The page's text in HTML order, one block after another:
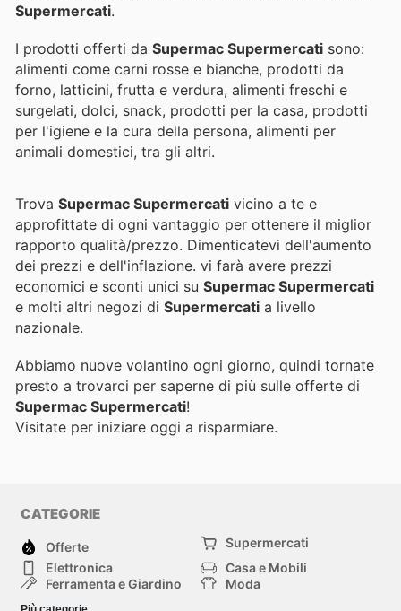
Supermercati.
I prodotti offerti da Supermac Supermercati sono:
alimenti come carni rosse e bianche, prodotti da
forno, latticini, frutta e verdura, alimenti freschi e
surgelati, dolci, snack, prodotti per la casa, prodotti
per l'igiene e la cura della persona, alimenti per
animali domestici, tra gli altri.
Trova Supermac Supermercati vicino a te e
approfittate di ogni vantaggio per ottenere il miglior
rapporto qualità/prezzo. Dimenticatevi dell'aumento
dei prezzi e dell'inflazione. vi farà avere prezzi
economici e sconti unici su Supermac Supermercati
e molti altri negozi di Supermercati a livello
nazionale.
Abbiamo nuove volantino ogni giorno, quindi tornate
presto a trovarci per saperne di più sulle offerte di
Supermac Supermercati!
Visitate per iniziare oggi a risparmiare.
CATEGORIE
Offerte
Supermercati
Elettronica
Casa e Mobili
Ferramenta e Giardino
Moda